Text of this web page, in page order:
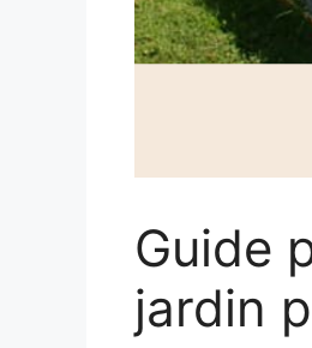
Guide
jardin